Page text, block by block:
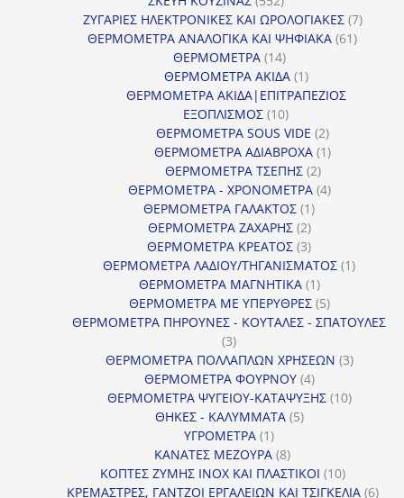
προϊόντα
ΖΥΓΑΡΙΕΣ ΗΛΕΚΤΡΟΝΙΚΕΣ ΚΑΙ ΩΡΟΛΟΓΙΑΚΕΣ 77
ΘΕΡΜΟΜΕΤΡΑ ΑΝΑΛΟΓΙΚΑ ΚΑΙ ΨΗΦΙΑΚΑ 6161
ΘΕΡΜΟΜΕΤΡΑ 1414
προϊόντα
ΘΕΡΜΟΜΕΤΡΑ ΑΚΙΔΑ 11
προϊόν
ΘΕΡΜΟΜΕΤΡΑ ΑΚΙΔΑ|ΕΠΙΤΡΑΠΕΖΙΟΣ
ΕΞΟΠΛΙΣΜΟΣ 1010
προϊόντα
ΘΕΡΜΟΜΕΤΡΑ SOUS VIDE 22
προϊόντα
ΘΕΡΜΟΜΕΤΡΑ ΑΔΙΑΒΡΟΧΑ 11
ΘΕΡΜΟΜΕΤΡΑ ΤΣΕΠΗΣ 22
προϊόντα
ΘΕΡΜΟΜΕΤΡΑ - ΧΡΟΝΟΜΕΤΡΑ 44
ΘΕΡΜΟΜΕΤΡΑ ΓΑΛΑΚΤΟΣ 11
προϊόν
ΘΕΡΜΟΜΕΤΡΑ ΖΑΧΑΡΗΣ 22
προϊόντα
ΘΕΡΜΟΜΕΤΡΑ ΚΡΕΑΤΟΣ 33
προϊόντα
ΘΕΡΜΟΜΕΤΡΑ ΛΑΔΙΟΥ/ΤΗΓΑΝΙΣΜΑΤΟΣ 11
ΘΕΡΜΟΜΕΤΡΑ ΜΑΓΝΗΤΙΚΑ 11
προϊόν
ΘΕΡΜΟΜΕΤΡΑ ΜΕ ΥΠΕΡΥΘΡΕΣ 55
προϊόντα
ΘΕΡΜΟΜΕΤΡΑ ΠΗΡΟΥΝΕΣ - ΚΟΥΤΑΛΕΣ - ΣΠΑΤΟΥΛΕΣ
33
προϊόντα
ΘΕΡΜΟΜΕΤΡΑ ΠΟΛΛΑΠΛΩΝ ΧΡΗΣΕΩΝ 33
ΘΕΡΜΟΜΕΤΡΑ ΦΟΥΡΝΟΥ 44
προϊόντα
ΘΕΡΜΟΜΕΤΡΑ ΨΥΓΕΙΟΥ-ΚΑΤΑΨΥΞΗΣ 1010
ΘΗΚΕΣ - ΚΑΛΥΜΜΑΤΑ 55
ΥΓΡΟΜΕΤΡΑ 11
προϊόν
ΚΑΝΑΤΕΣ ΜΕΖΟΥΡΑ 88
προϊόντα
ΚΟΠΤΕΣ ΖΥΜΗΣ INOX ΚΑΙ ΠΛΑΣΤΙΚΟΙ 1010
προϊόντα
ΚΡΕΜΑΣΤΡΕΣ, ΓΑΝΤΖΟΙ ΕΡΓΑΛΕΙΩΝ ΚΑΙ ΤΣΙΓΚΕΛΙΑ 66